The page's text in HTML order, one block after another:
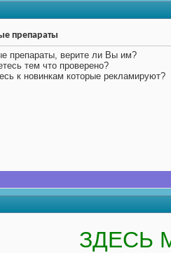
препараты
препараты, верите ли Вы им?
тем что проверено?
к новинкам которые рекламируют?
ЗДЕСЬ